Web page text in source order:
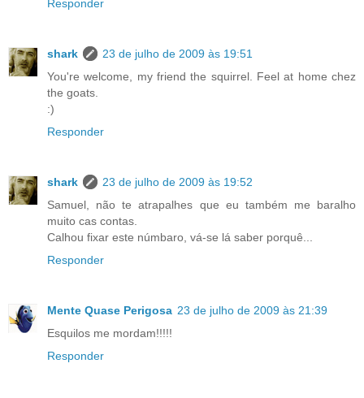
Responder
shark
23 de julho de 2009 às 19:51
You're welcome, my friend the squirrel. Feel at home chez
the goats.
:)
Responder
shark
23 de julho de 2009 às 19:52
Samuel, não te atrapalhes que eu também me baralho
muito cas contas.
Calhou fixar este númbaro, vá-se lá saber porquê...
Responder
Mente Quase Perigosa 23 de julho de 2009 às 21:39
Esquilos me mordam!!!!!
Responder